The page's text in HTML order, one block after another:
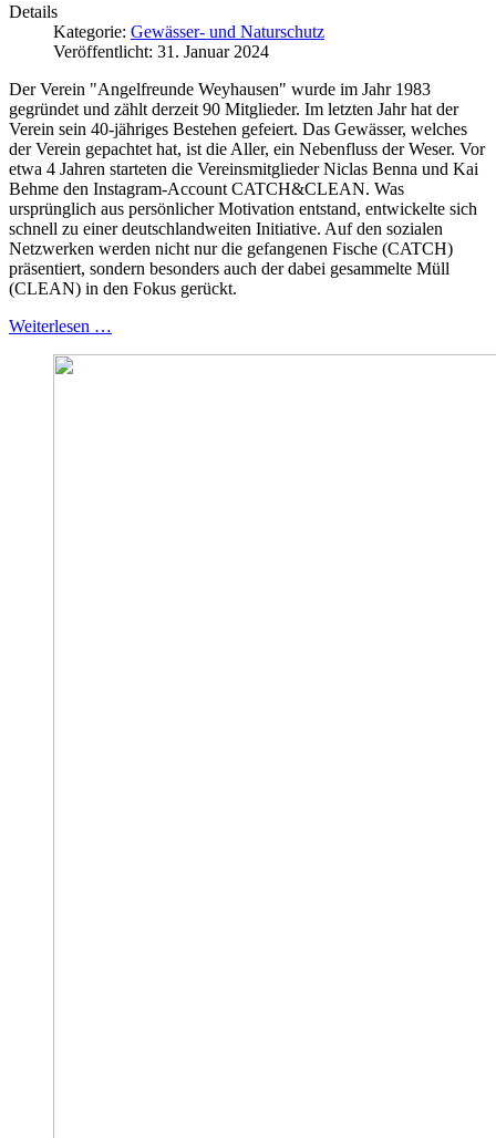
Details
Kategorie: Gewässer- und Naturschutz
Veröffentlicht: 31. Januar 2024
Der Verein "Angelfreunde Weyhausen" wurde im Jahr 1983
gegründet und zählt derzeit 90 Mitglieder. Im letzten Jahr hat der
Verein sein 40-jähriges Bestehen gefeiert. Das Gewässer, welches
der Verein gepachtet hat, ist die Aller, ein Nebenfluss der Weser. Vor
etwa 4 Jahren starteten die Vereinsmitglieder Niclas Benna und Kai
Behme den Instagram-Account CATCH&CLEAN. Was
ursprünglich aus persönlicher Motivation entstand, entwickelte sich
schnell zu einer deutschlandweiten Initiative. Auf den sozialen
Netzwerken werden nicht nur die gefangenen Fische (CATCH)
präsentiert, sondern besonders auch der dabei gesammelte Müll
(CLEAN) in den Fokus gerückt.
Weiterlesen …